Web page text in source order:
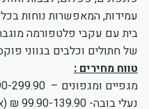
עמידות, המאפשרות נוחות
בית עם עקבי פלטפורמה
של חתולים וכלבים בגווני
טווח מחירים :
מגפיים ומגפונים – 199.90-299.90 ₪
נעלי בובה- 99.90-139.90 ₪ (או במבצע 2 ב-100 ₪)